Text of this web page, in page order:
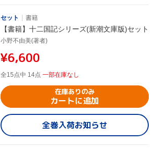
セット 書籍
【書籍】十二国記シリーズ(新潮文庫版)セット
小野不由美(著者)
¥6,600
全15点中 14点 一部在庫なし
在庫ありのみ
カートに追加
全巻入荷お知らせ